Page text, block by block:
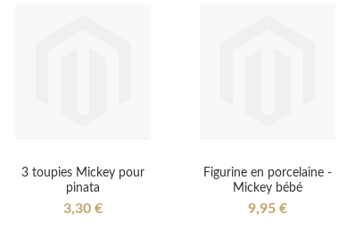
3 toupies Mickey pour
pinata
3,30 €
Figurine en porcelaine -
Mickey bébé
9,95 €